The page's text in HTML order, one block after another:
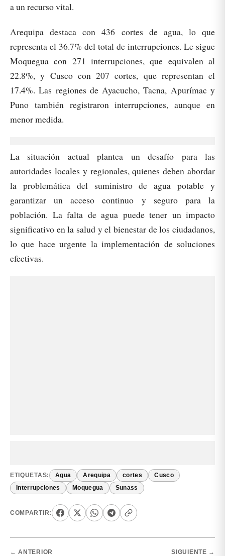
a un recurso vital.
Arequipa destaca con 436 cortes de agua, lo que
representa el 36.7% del total de interrupciones. Le sigue
Moquegua con 271 interrupciones, que equivalen al
22.8%, y Cusco con 207 cortes, que representan el
17.4%. Las regiones de Ayacucho, Tacna, Apurímac y
Puno también registraron interrupciones, aunque en
menor medida.
La situación actual plantea un desafío para las
autoridades locales y regionales, quienes deben abordar
la problemática del suministro de agua potable y
garantizar un acceso continuo y seguro para la
población. La falta de agua puede tener un impacto
significativo en la salud y el bienestar de los ciudadanos,
lo que hace urgente la implementación de soluciones
efectivas.
ETIQUETAS: Agua Arequipa cortes Cusco
Interrupciones Moquegua Sunass
COMPARTIR:
← ANTERIOR SIGUIENTE →